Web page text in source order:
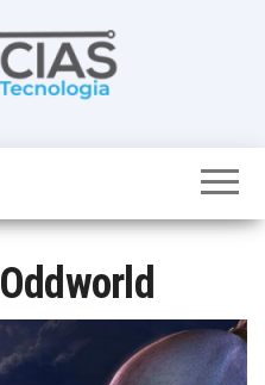
noticias de
num só lugar
Oddworld